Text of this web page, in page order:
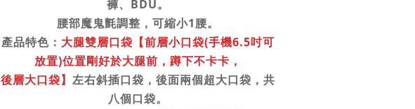
褲、BDU。
腰部魔鬼氈調整，可縮小1腰。
產品特色： 大腿雙層口袋【前層小口袋(手機6.5吋可
放置)位置剛好於大腿前，蹲下不卡卡，
後層大口袋】 左右斜插口袋，後面兩個超大口袋，共
八個口袋。